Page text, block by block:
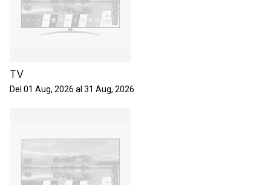
TV
Del 01 Aug, 2026 al 31 Aug, 2026